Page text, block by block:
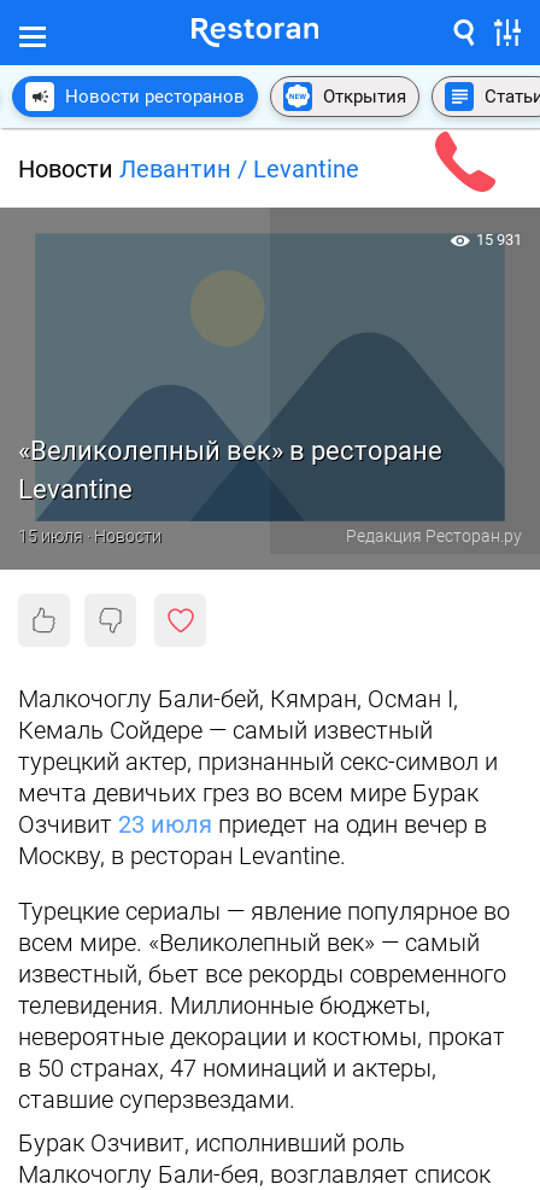
Новости ресторанов Открытия
Новости Левантин / Levantine
«Великолепный век» в ресторане
Levantine
15 июля · Новости Редакция Ресторан.ру
15 931
Малкочоглу Бали-бей, Кямран, Осман I,
Кемаль Сойдере — самый известный
турецкий актер, признанный секс-символ и
мечта девичьих грез во всем мире Бурак
Озчивит 23 июля приедет на один вечер в
Москву, в ресторан Levantine.
Турецкие сериалы — явление популярное во
всем мире. «Великолепный век» — самый
известный, бьет все рекорды современного
телевидения. Миллионные бюджеты,
невероятные декорации и костюмы, прокат
в 50 странах, 47 номинаций и актеры,
ставшие суперзвездами.
Бурак Озчивит, исполнивший роль
Малкочоглу Бали-бея, возглавляет список